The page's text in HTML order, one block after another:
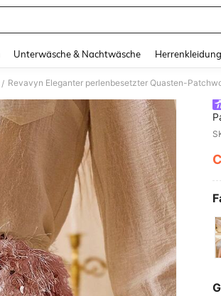
Unterwäsche & Nachtwäsche Herrenkleidung
/ Revavyn Eleganter perlenbesetzter Quasten-